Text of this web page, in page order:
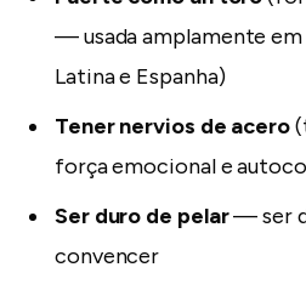
— usada amplamente
Latina e Espanha)
Tener nervios de acero
força emocional e
Ser duro de pelar— ser
convencer